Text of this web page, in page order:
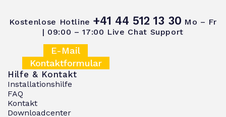
Kostenlose Hotline +41 44 512 13 30 Mo – Fr
| 09:00 – 17:00 Live Chat Support
E-Mail
Kontaktformular
Hilfe & Kontakt
Installationshilfe
FAQ
Kontakt
Downloadcenter